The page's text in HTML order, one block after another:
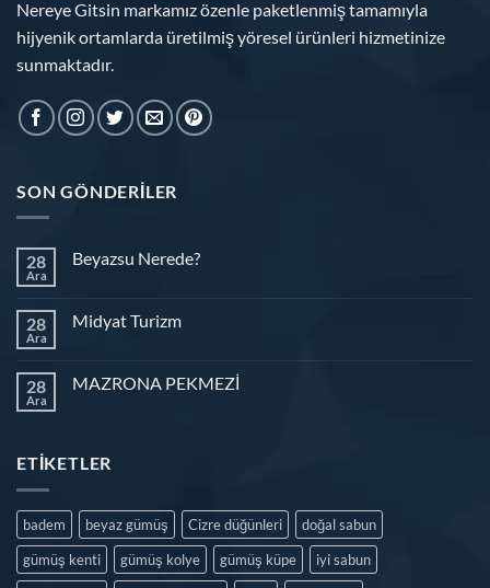
Nereye Gitsin markamız özenle paketlenmiş tamamıyla
hijyenik ortamlarda üretilmiş yöresel ürünleri hizmetinize
sunmaktadır.
SON GÖNDERILER
28
Ara
Beyazsu Nerede?
28
Ara
Midyat Turizm
28
Ara
MAZRONA PEKMEZİ
ETIKETLER
badem beyaz gümüş Cizre düğünleri
doğal sabun
gümüş kenti
gümüş kolye gümüş küpe
iyi sabun